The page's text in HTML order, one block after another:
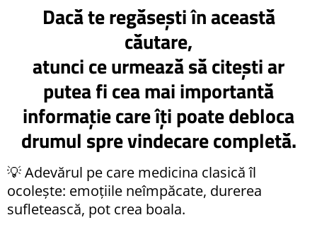
Dacă te regăsești în această
căutare,
atunci ce urmează să citești ar
putea fi cea mai importantă
informație care îți poate debloca
drumul spre vindecare completă.
💡 Adevărul pe care medicina clasică îl
ocolește: emoțiile neîmpăcate, durerea
sufletească, pot crea boala.